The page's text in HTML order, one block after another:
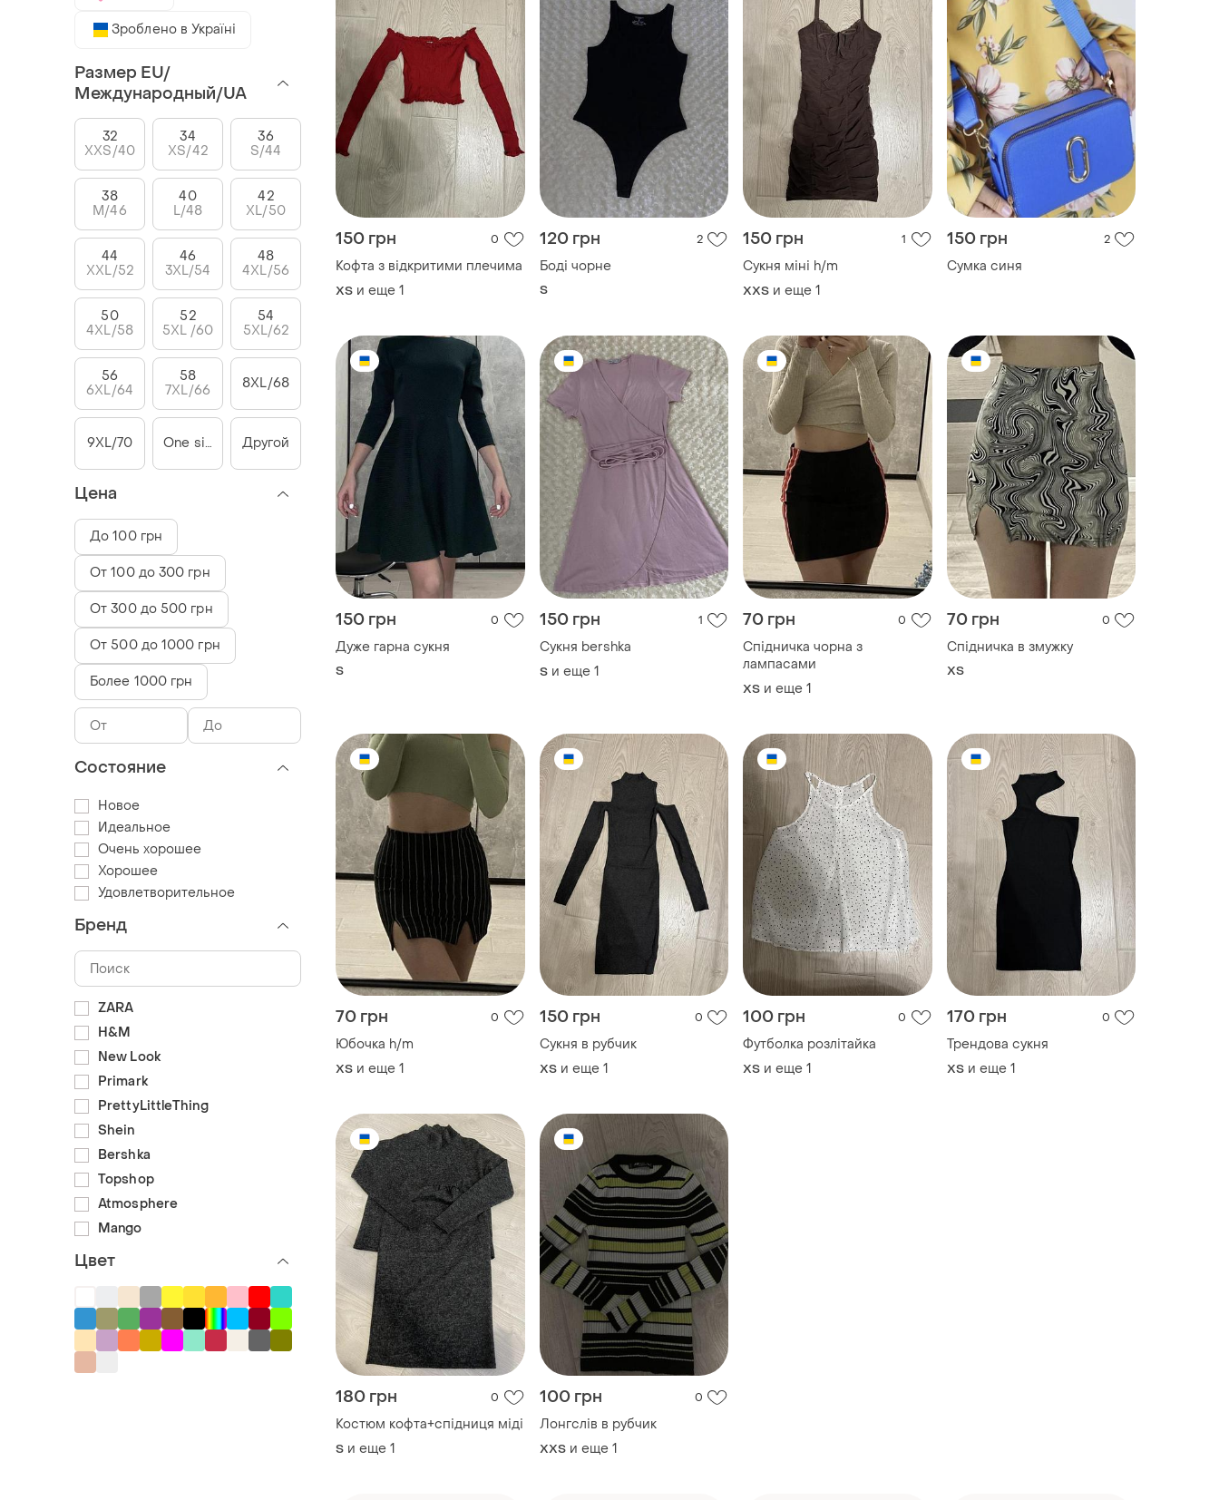
Зроблено в Україні
Размер EU/
Международный/UA
32
XXS/40
34
XS/42
36
S/44
38
M/46
40
L/48
42
XL/50
44
XXL/52
46
3XL/54
48
4XL/56
50
4XL/58
52
5XL /60
54
5XL/62
56
6XL/64
58
7XL/66
8XL/68
9XL/70 One size Другой
Цена
До 100 грн
От 100 до 300 грн
От 300 до 500 грн
От 500 до 1000 грн
Более 1000 грн
Состояние
Новое
Идеальное
Очень хорошее
Хорошее
Удовлетворительное
Бренд
ZARA
H&M
New Look
Primark
PrettyLittleThing
Shein
Bershka
Topshop
Atmosphere
Mango
Цвет
150 грн 0
Кофта з відкритими плечима
ХS и еще 1
120 грн 2
Боді чорне
S
150 грн 1
Сукня міні h/m
XХS и еще 1
150 грн 2
Сумка синя
150 грн 0
Дуже гарна сукня
S
150 грн 1
Сукня bershka
S и еще 1
70 грн 0
Спідничка чорна з
лампасами
ХS и еще 1
70 грн 0
Спідничка в змужку
ХS
70 грн 0
Юбочка h/m
ХS и еще 1
150 грн 0
Сукня в рубчик
ХS и еще 1
100 грн 0
Футболка розлітайка
ХS и еще 1
170 грн 0
Трендова сукня
ХS и еще 1
180 грн 0
Костюм кофта+спідниця міді
S и еще 1
100 грн 0
Лонгслів в рубчик
XХS и еще 1